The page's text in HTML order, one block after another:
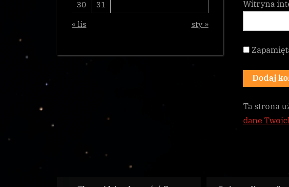
Witryna
Ta strona
dane
30
31
« lis
sty »